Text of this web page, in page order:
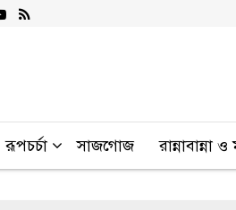
রূপচর্চা সাজগোজ রান্নাবান্না